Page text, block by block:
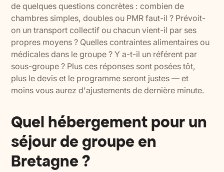
de quelques questions concrètes : combien de
chambres simples, doubles ou PMR faut-il ? Prévoit-
on un transport collectif ou chacun vient-il par ses
propres moyens ? Quelles contraintes alimentaires ou
médicales dans le groupe ? Y a-t-il un référent par
sous-groupe ? Plus ces réponses sont posées tôt,
plus le devis et le programme seront justes — et
moins vous aurez d'ajustements de dernière minute.
Quel hébergement pour un
séjour de groupe en
Bretagne ?